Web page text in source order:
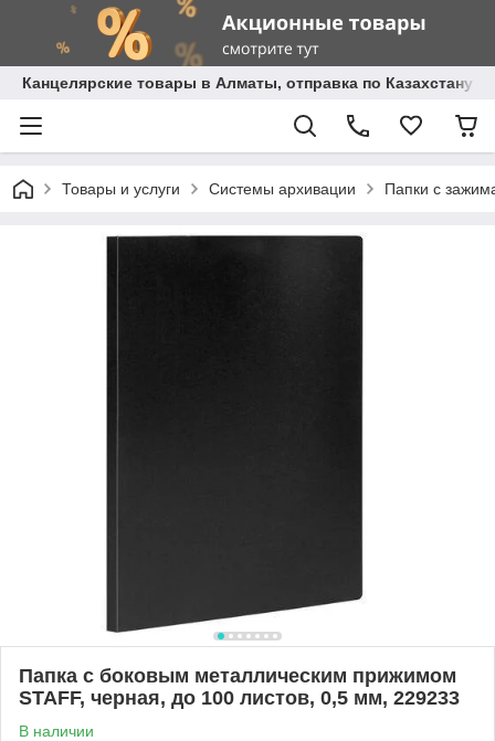
Канцелярские товары в Алматы, отправка по Казахстану.
Товары и услуги Системы архивации Папки с
Папка с боковым металлическим прижимом
STAFF, черная, до 100 листов, 0,5 мм, 229233
В наличии